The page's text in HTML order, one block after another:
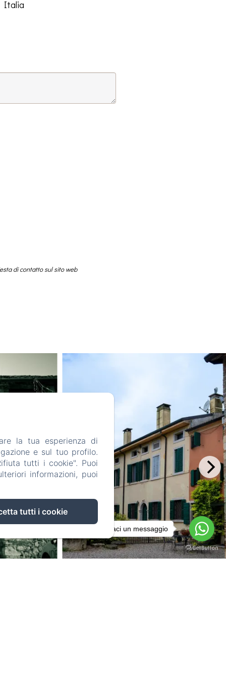
Italia
di contatto sul sito web
la tua esperienza di
e sul tuo profilo.
tutti i cookie". Puoi
informazioni, puoi
tutti i cookie
Inviaci un messaggio